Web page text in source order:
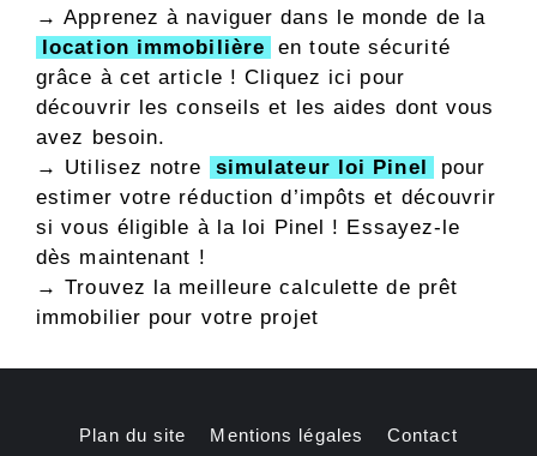
→ Apprenez à naviguer dans le monde de la
location immobilière
en toute sécurité
grâce à cet article ! Cliquez ici pour
découvrir les conseils et les aides dont vous
avez besoin.
→ Utilisez notre
simulateur loi Pinel
pour
estimer votre réduction d’impôts et découvrir
si vous éligible à la loi Pinel ! Essayez-le
dès maintenant !
→Trouvez la meilleure calculette de prêt
immobilier pour votre projet
Plan du site Mentions légales Contact